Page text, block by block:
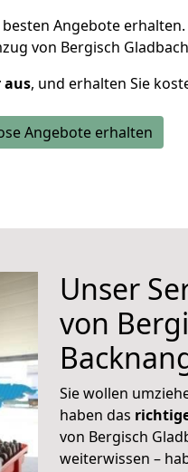
Angebote erhalten.
von Bergisch
aus, und erhalten Sie
Angebote erhalten
Unser
von
Sie wollen
haben das
von Bergisch
weiterwissen –